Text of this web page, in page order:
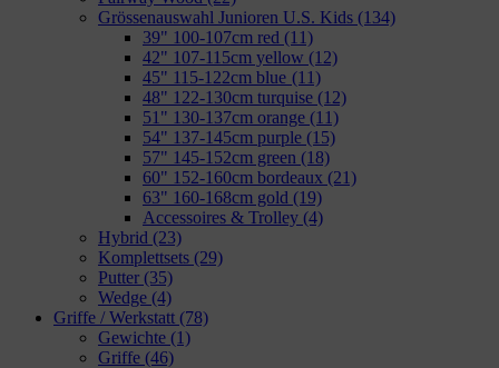
Grössenauswahl Junioren U.S. Kids (134)
39" 100-107cm red (11)
42" 107-115cm yellow (12)
45" 115-122cm blue (11)
48" 122-130cm turquise (12)
51" 130-137cm orange (11)
54" 137-145cm purple (15)
57" 145-152cm green (18)
60" 152-160cm bordeaux (21)
63" 160-168cm gold (19)
Accessoires & Trolley (4)
Hybrid (23)
Komplettsets (29)
Putter (35)
Wedge (4)
Griffe / Werkstatt (78)
Gewichte (1)
Griffe (46)